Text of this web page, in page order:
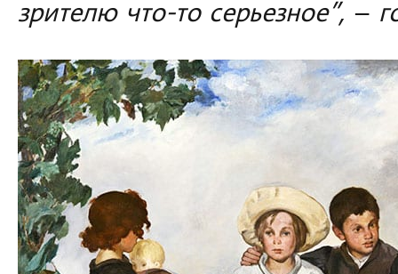
зрителю что-то серьезное”, –